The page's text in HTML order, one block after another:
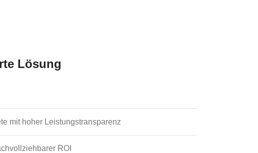
Lösung
mit hoher Leistungstransparenz
ROI